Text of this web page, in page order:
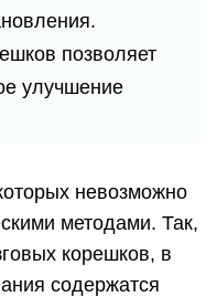
позволяет
улучшение
невозможно
методами. Так,
корешков, в
содержатся